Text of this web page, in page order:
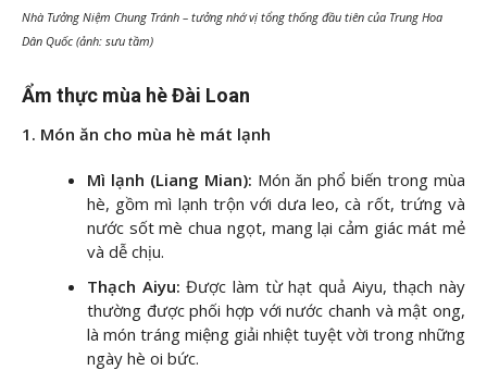
Nhà Tưởng Niệm Chung Tránh – tưởng nhớ vị tổng thống đầu tiên của Trung Hoa
Dân Quốc (ảnh: sưu tầm)
Ẩm thực mùa hè Đài Loan
1. Món ăn cho mùa hè mát lạnh
Mì lạnh (Liang Mian): Món ăn phổ biến trong mùa
hè, gồm mì lạnh trộn với dưa leo, cà rốt, trứng và
nước sốt mè chua ngọt, mang lại cảm giác mát mẻ
và dễ chịu.
Thạch Aiyu: Được làm từ hạt quả Aiyu, thạch này
thường được phối hợp với nước chanh và mật ong,
là món tráng miệng giải nhiệt tuyệt vời trong những
ngày hè oi bức.